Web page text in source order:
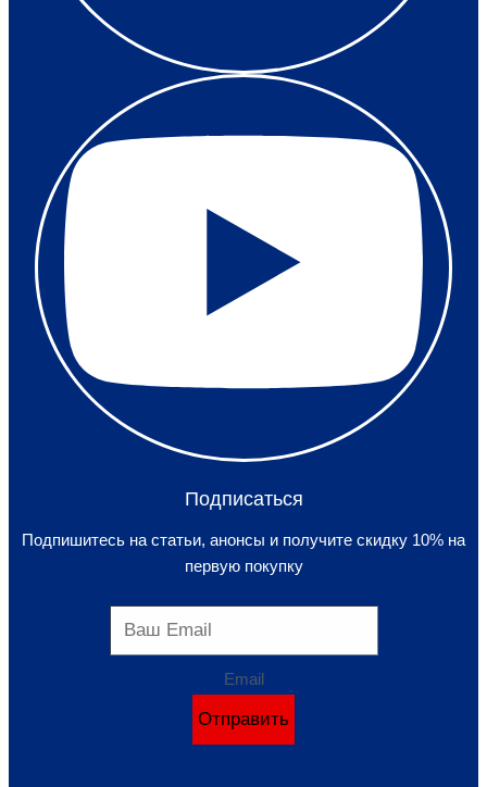
Подписаться
Подпишитесь на статьи, анонсы и получите скидку 10% на
первую покупку
Email
Отправить